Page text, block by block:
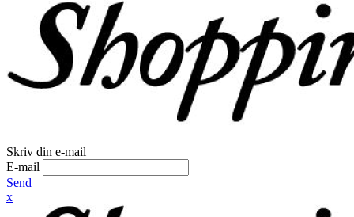
Skriv din e-mail
E-mail
Send
x